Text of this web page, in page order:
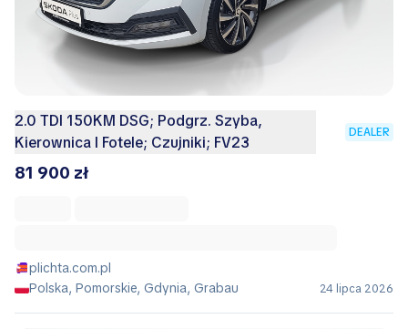
2.0 TDI 150KM DSG; Podgrz. Szyba,
Kierownica I Fotele; Czujniki; FV23
DEALER
81 900 zł
plichta.com.pl
Polska, Pomorskie, Gdynia, Grabau
24 lipca 2026